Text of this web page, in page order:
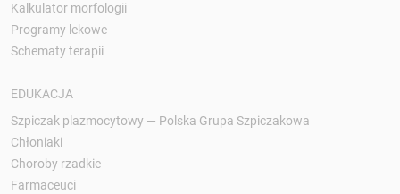
Kalkulator morfologii
Programy lekowe
Schematy terapii
EDUKACJA
Szpiczak plazmocytowy — Polska Grupa Szpiczakowa
Chłoniaki
Choroby rzadkie
Farmaceuci